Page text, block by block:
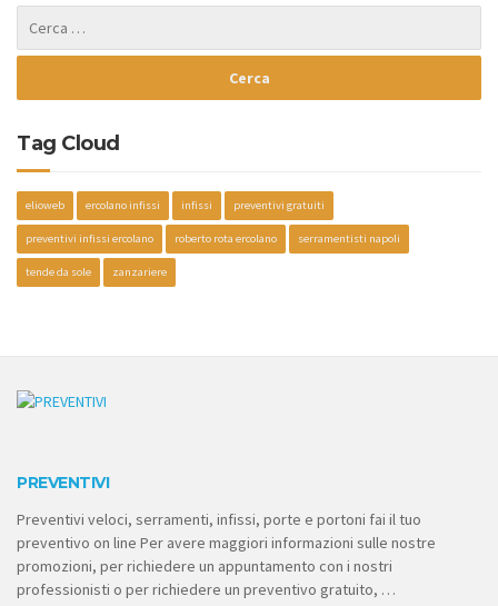
Tag Cloud
elioweb ercolano infissi infissi preventivi gratuiti
preventivi infissi ercolano roberto rota ercolano serramentisti napoli
tende da sole zanzariere
PREVENTIVI
Preventivi veloci, serramenti, infissi, porte e portoni fai il tuo
preventivo on line Per avere maggiori informazioni sulle nostre
promozioni, per richiedere un appuntamento con i nostri
professionisti o per richiedere un preventivo gratuito, …